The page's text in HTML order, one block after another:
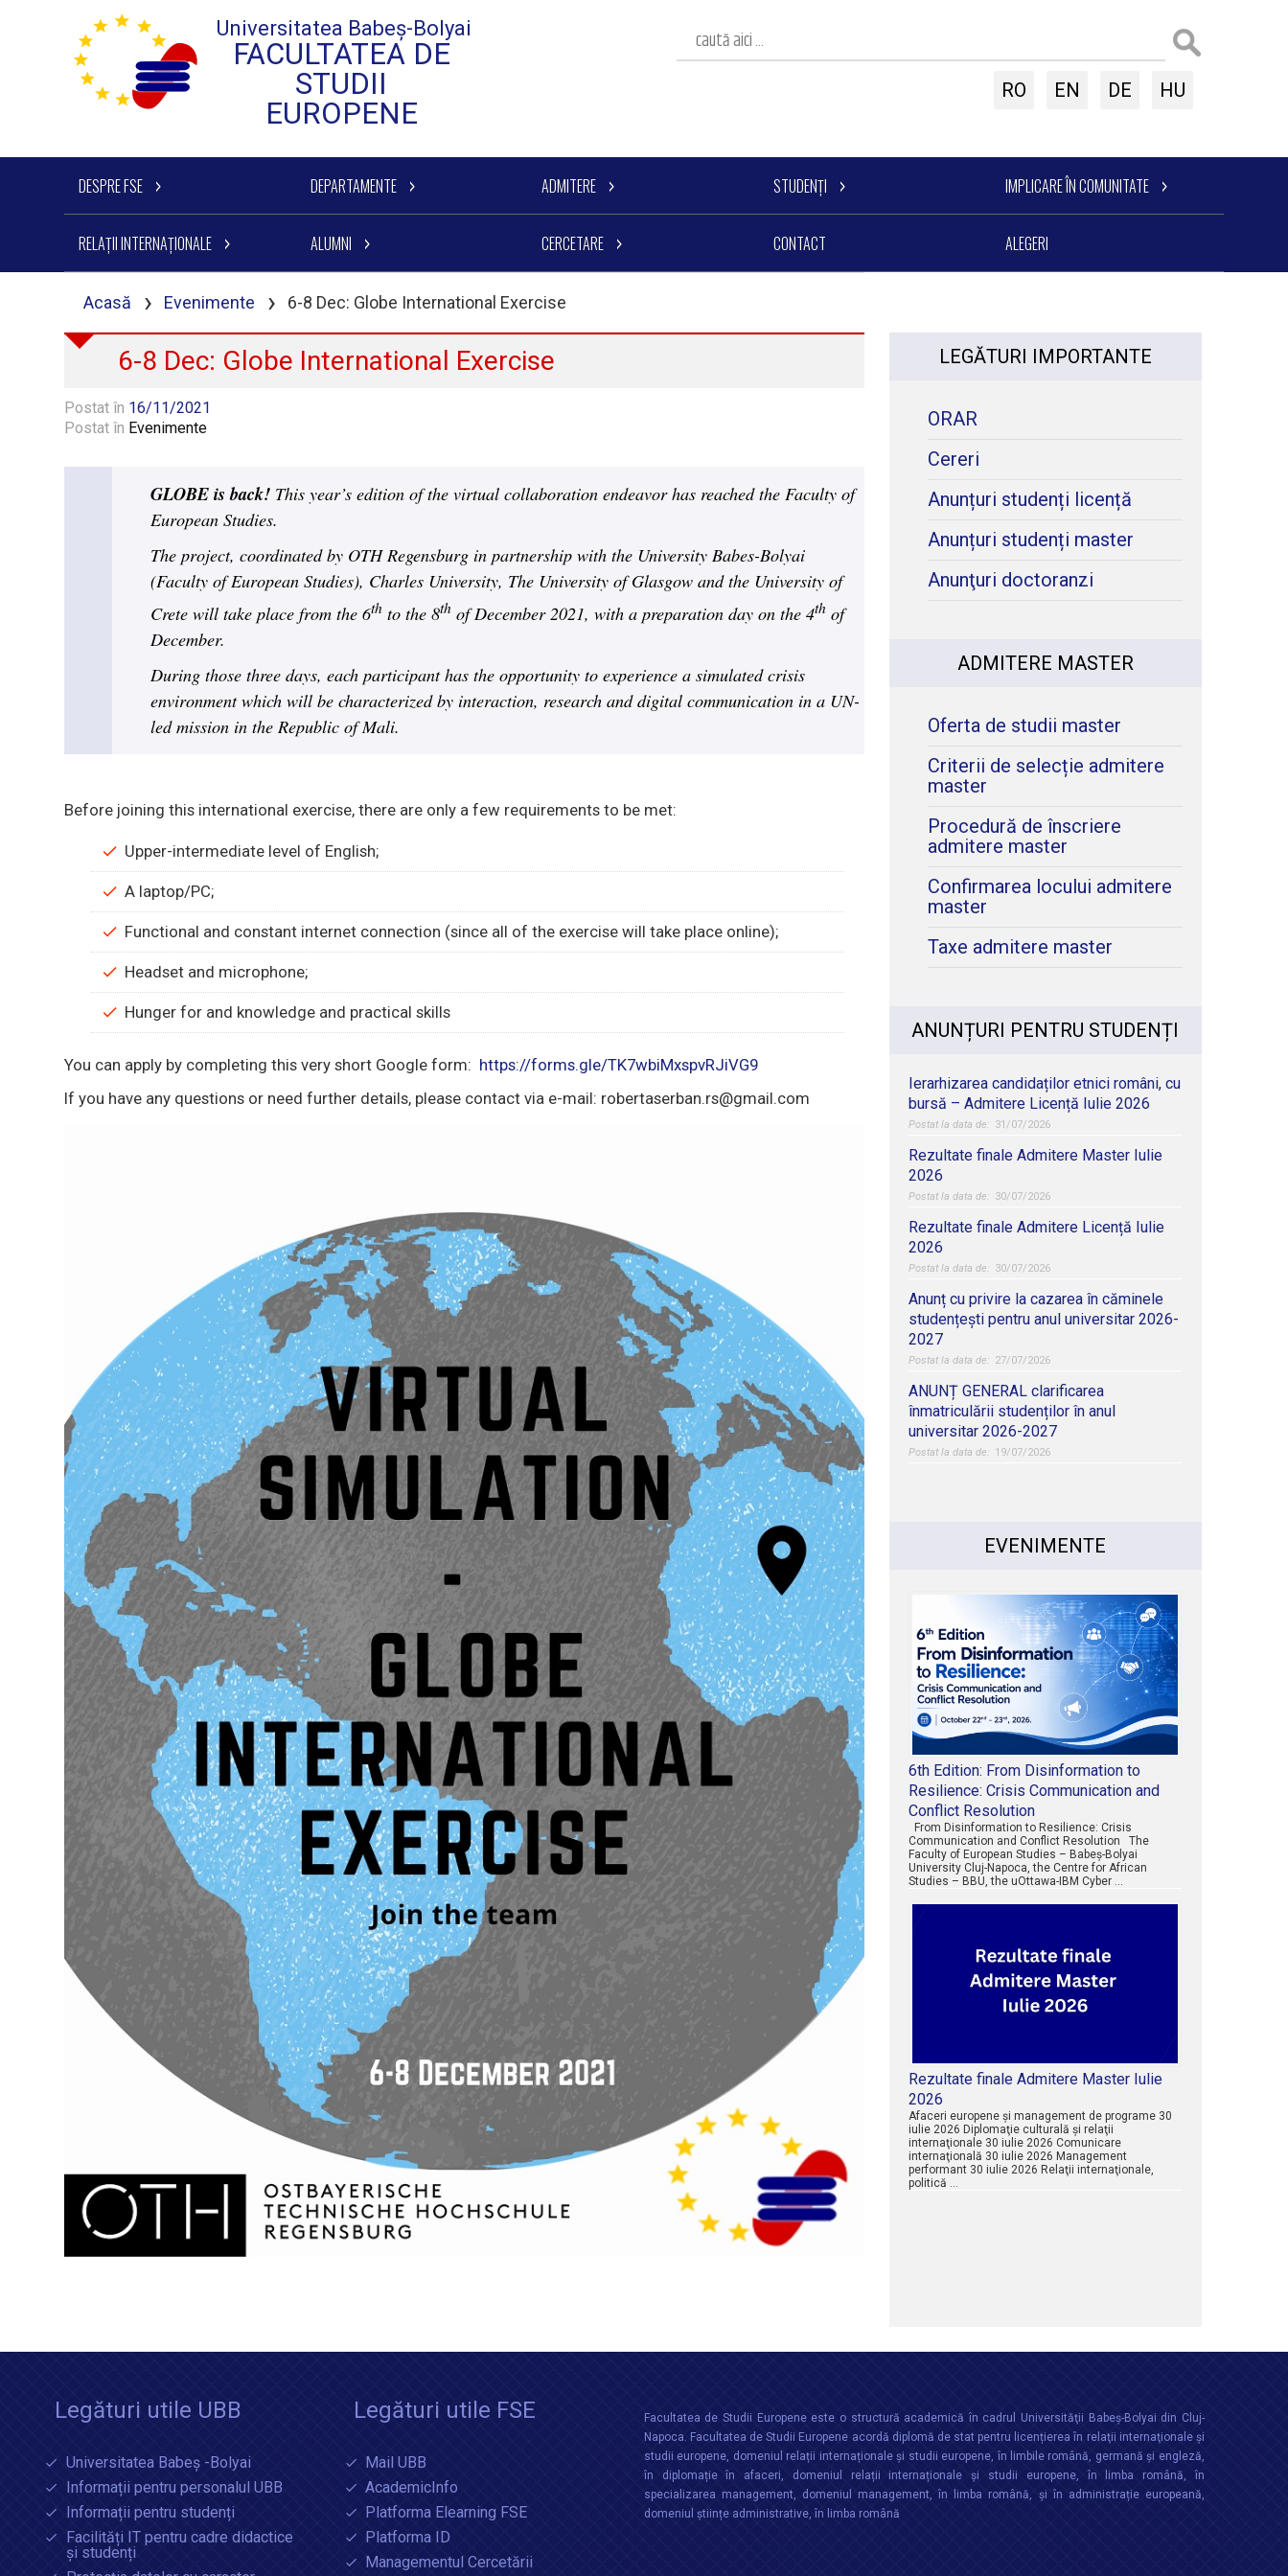
Universitatea Babeș-Bolyai
FACULTATEA DE
STUDII
EUROPENE
RO EN DE HU
DESPRE FSE DEPARTAMENTE ADMITERE STUDENȚI IMPLICARE ÎN COMUNITATE
RELAȚII INTERNAȚIONALE ALUMNI CERCETARE CONTACT ALEGERI
Acasă › Evenimente › 6-8 Dec: Globe International Exercise
6-8 Dec: Globe International Exercise
Postat în 16/11/2021
Postat în Evenimente
GLOBE is back! This year’s edition of the virtual collaboration endeavor has reached the Faculty of
European Studies.
The project, coordinated by OTH Regensburg in partnership with the University Babes-Bolyai
(Faculty of European Studies), Charles University, The University of Glasgow and the University of
Crete will take place from the 6th to the 8th of December 2021, with a preparation day on the 4th of
December.
During those three days, each participant has the opportunity to experience a simulated crisis
environment which will be characterized by interaction, research and digital communication in a UN-
led mission in the Republic of Mali.
Before joining this international exercise, there are only a few requirements to be met:
Upper-intermediate level of English;
A laptop/PC;
Functional and constant internet connection (since all of the exercise will take place online);
Headset and microphone;
Hunger for and knowledge and practical skills
You can apply by completing this very short Google form: https://forms.gle/TK7wbiMxspvRJiVG9
If you have any questions or need further details, please contact via e-mail: robertaserban.rs@gmail.com
LEGĂTURI IMPORTANTE
ORAR
Cereri
Anunțuri studenți licență
Anunțuri studenți master
Anunţuri doctoranzi
ADMITERE MASTER
Oferta de studii master
Criterii de selecție admitere
master
Procedură de înscriere
admitere master
Confirmarea locului admitere
master
Taxe admitere master
ANUNȚURI PENTRU STUDENȚI
Ierarhizarea candidaților etnici români, cu
bursă – Admitere Licență Iulie 2026
31/07/2026
Rezultate finale Admitere Master Iulie
2026
30/07/2026
Rezultate finale Admitere Licență Iulie
2026
30/07/2026
Anunț cu privire la cazarea în căminele
studențești pentru anul universitar 2026-
2027
27/07/2026
ANUNȚ GENERAL clarificarea
înmatriculării studenților în anul
universitar 2026-2027
19/07/2026
EVENIMENTE
6th Edition: From Disinformation to
Resilience: Crisis Communication and
Conflict Resolution
From Disinformation to Resilience: Crisis
Communication and Conflict Resolution The
Faculty of European Studies – Babeș-Bolyai
University Cluj-Napoca, the Centre for African
Studies – BBU, the uOttawa-IBM Cyber …
Rezultate finale Admitere Master Iulie
2026
Afaceri europene şi management de programe 30
iulie 2026 Diplomaţie culturală şi relaţii
internaţionale 30 iulie 2026 Comunicare
internaţională 30 iulie 2026 Management
performant 30 iulie 2026 Relaţii internaţionale,
politică …
Legături utile UBB
Universitatea Babeș -Bolyai
Informații pentru personalul UBB
Informații pentru studenți
Facilități IT pentru cadre didactice
și studenți
Legături utile FSE
Mail UBB
AcademicInfo
Platforma Elearning FSE
Platforma ID
Managementul Cercetării
Facultatea de Studii Europene este o structură academică în cadrul Universităţii Babeș-Bolyai din Cluj-
Napoca. Facultatea de Studii Europene acordă diplomă de stat pentru licențierea în relaţii internaţionale şi
studii europene, domeniul relații internaționale şi studii europene, în limbile română, germană și engleză,
în diplomație în afaceri, domeniul relații internaționale și studii europene, în limba română, în
specializarea management, domeniul management, în limba română, și în administrație europeană,
domeniul științe administrative, în limba română